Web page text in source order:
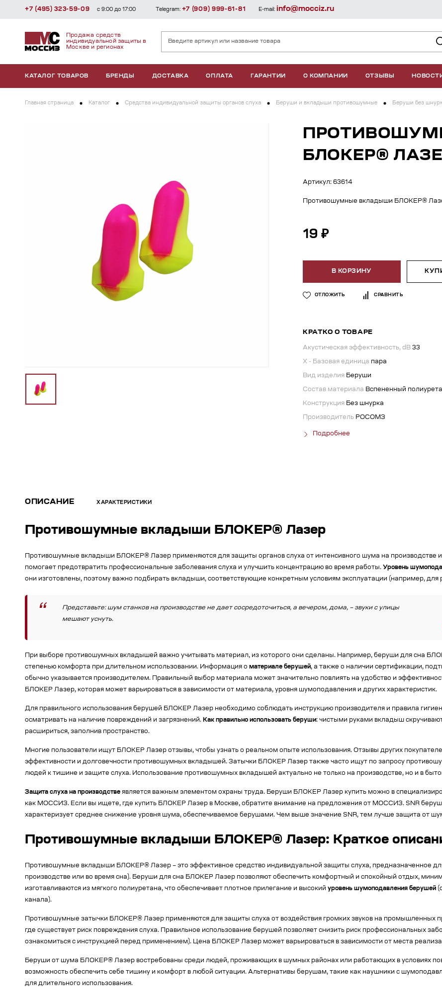
Продажа средств
индивидуальной защиты в
Москве и регионах
КАТАЛОГ ТОВАРОВ БРЕНДЫ ДОСТАВКА ОПЛАТА ГАРАНТИИ О КОМПАНИИ ОТЗЫВЫ
+7 (495) 323-59-09 с 9:00 до 17:00 Telegram: +7 (909) 999-61-81 E-mail: info@mocciz.ru
Главная страница Каталог Средства индивидуальной защиты органов слуха Беруши и вкладыши противошумные Беруши без
БЛОКЕР®
Артикул: 63614
Противошумные вкладыши БЛОКЕР®
19 ₽
В КОРЗИНУ
ОТЛОЖИТЬ СРАВНИТЬ
КРАТКО О ТОВАРЕ
Акустическая эффективность, dB 33
X - Базовая единица пара
Вид изделия Беруши
Состав материала Вспененный
Конструкция Без шнурка
Производитель РОСОМЗ
Подробнее
ОПИСАНИЕ ХАРАКТЕРИСТИКИ
Противошумные вкладыши БЛОКЕР® Лазер
Противошумные вкладыши БЛОКЕР® Лазер применяются для защиты органов слуха от интенсивного шума на производстве
помогает предотвратить профессиональные заболевания слуха и улучшить концентрацию во время работы. Уровень
они изготовлены, поэтому важно подбирать вкладыши, соответствующие конкретным условиям эксплуатации (например, для
Представьте: шум станков на производстве не дает сосредоточиться, а вечером, дома, – звуки с улицы
мешают уснуть.
При выборе противошумных вкладышей важно учитывать материал, из которого они сделаны. Например, беруши для сна
степенью комфорта при длительном использовании. Информация о материале берушей, а также о наличии сертификации,
обычно указывается производителем. Правильный выбор материала может значительно повлиять на удобство и
БЛОКЕР Лазер, которая может варьироваться в зависимости от материала, уровня шумоподавления и других характеристик.
Для правильного использования берушей БЛОКЕР Лазер необходимо соблюдать инструкцию производителя и правила
осматривать на наличие повреждений и загрязнений. Как правильно использовать беруши: чистыми руками вкладыш
расшириться, заполнив пространство.
Многие пользователи ищут БЛОКЕР Лазер отзывы, чтобы узнать о реальном опыте использования. Отзывы других
эффективности и долговечности противошумных вкладышей. Затычки БЛОКЕР Лазер также часто ищут по запросу
людей к тишине и защите слуха. Использование противошумных вкладышей актуально не только на производстве, но и в
Защита слуха на производстве является важным элементом охраны труда. Беруши БЛОКЕР Лазер купить можно в
как МОССИЗ. Если вы ищете, где купить БЛОКЕР Лазер в Москве, обратите внимание на предложения от МОССИЗ. SNR
характеризует среднее снижение уровня шума, обеспечиваемое берушами. Чем выше значение SNR, тем лучше защита от
Противошумные вкладыши БЛОКЕР® Лазер: Краткое
Противошумные вкладыши БЛОКЕР® Лазер – это эффективное средство индивидуальной защиты слуха, предназначенное
производстве или во время сна). Беруши для сна БЛОКЕР Лазер позволяют обеспечить комфортный и спокойный отдых,
изготавливаются из мягкого полиуретана, что обеспечивает плотное прилегание и высокий уровень шумоподавления берушей
канала).
Противошумные затычки БЛОКЕР® Лазер применяются для защиты слуха от воздействия громких звуков на промышленных
где существует риск повреждения слуха. Правильное использование берушей позволяет снизить риск профессиональных
ознакомиться с инструкцией перед применением). Цена БЛОКЕР Лазер может варьироваться в зависимости от места
Беруши от шума БЛОКЕР® Лазер востребованы среди людей, проживающих в шумных районах или работающих в условиях
возможность обеспечить себе тишину и комфорт в любой ситуации. Альтернативы берушам, такие как наушники с
для длительного использования.